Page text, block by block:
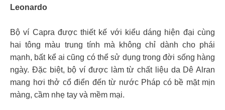
Leonardo
Bộ ví Capra được thiết kế với kiểu dáng hiện đại cùng
hai tông màu trung tính mà không chỉ dành cho phái
mạnh, bất kể ai cũng có thể sử dụng trong đời sống hàng
ngày. Đặc biệt, bộ ví được làm từ chất liệu da Dê Alran
mang hơi thở cổ điển đến từ nước Pháp có bề mặt mịn
màng, cầm nhẹ tay và mềm mại.